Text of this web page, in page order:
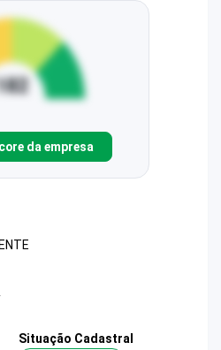
da empresa
Situação Cadastral